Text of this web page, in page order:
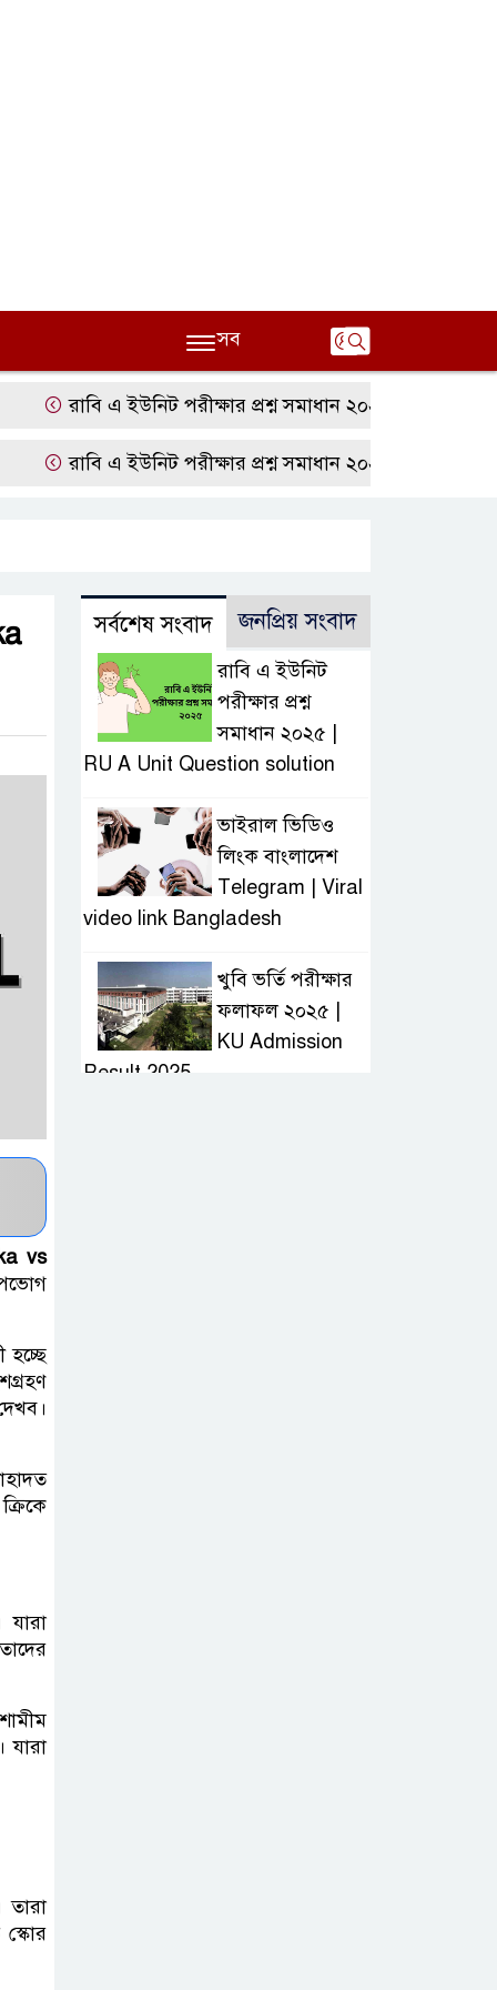
সব
রাবি এ ইউনিট পরীক্ষার প্রশ্ন সমাধান ২০২৫ | RU A Unit
রাবি এ ইউনিট পরীক্ষার প্রশ্ন সমাধান ২০২৫ | RU A Unit
vs
হচ্ছে
যারা
যারা
তারা
সর্বশেষ সংবাদ জনপ্রিয় সংবাদ
রাবি এ ইউনিট
পরীক্ষার প্রশ্ন
সমাধান ২০২৫ |
RU A Unit Question solution
ভাইরাল ভিডিও
লিংক বাংলাদেশ
Telegram | Viral
video link Bangladesh
খুবি ভর্তি পরীক্ষার
ফলাফল ২০২৫ |
KU Admission
Result 2025